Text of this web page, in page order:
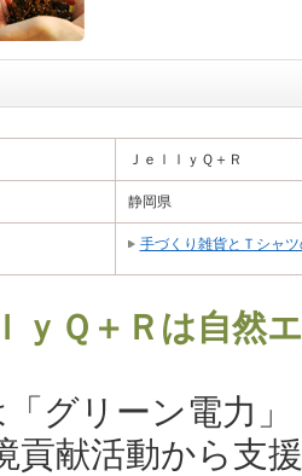
ＪｅｌｌｙＱ＋Ｒ
静岡県
手づくり雑貨とＴシャ
ｙＱ＋Ｒは自然
グリーン電力
貢献活動から支